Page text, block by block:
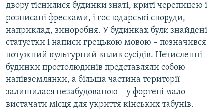
двору тіснилися будинки знаті, криті черепицею і
розписані фресками, і господарські споруди,
наприклад, виноробня. У будинках були знайдені
статуетки і написи грецькою мовою – позначився
потужний культурний вплив сусідів. Нечисленні
будинки простолюдинів представляли собою
напівземлянки, а більша частина території
залишилася незабудованою – у фортеці мало
вистачати місця для укриття кінських табунів.